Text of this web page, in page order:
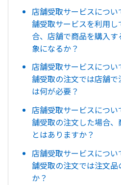
店舗受取サービスにつ
舗受取サービスを利用
合、店舗で商品を購入
象になるか？
店舗受取サービスにつ
舗受取の注文では店舗
は何が必要？
店舗受取サービスにつ
舗受取の注文した場合
とはありますか？
店舗受取サービスにつ
舗受取の注文では注文
か？